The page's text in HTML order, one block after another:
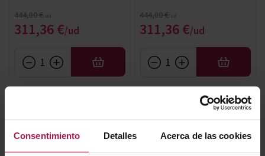
Consentimiento Detalles Acerca de las cookies
Precio especial
311,36 €
Precio normal
444,80 €
AÑADIR
Precio especial
311,36 €
Precio normal
444,80 €
AÑADIR